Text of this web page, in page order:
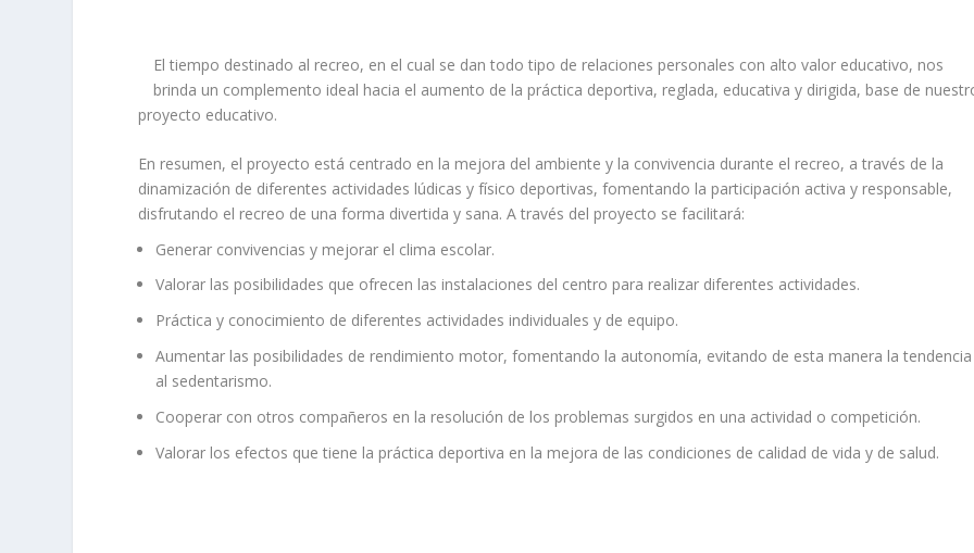
El tiempo destinado al recreo, en el cual se dan todo tipo de relaciones personales con alto valor educativo, nos
brinda un complemento ideal hacia el aumento de la práctica deportiva, reglada, educativa y dirigida, base de
proyecto educativo.
En resumen, el proyecto está centrado en la mejora del ambiente y la convivencia durante el recreo, a través de la
dinamización de diferentes actividades lúdicas y físico deportivas, fomentando la participación activa y responsable,
disfrutando el recreo de una forma divertida y sana. A través del proyecto se facilitará:
Generar convivencias y mejorar el clima escolar.
Valorar las posibilidades que ofrecen las instalaciones del centro para realizar diferentes actividades.
Práctica y conocimiento de diferentes actividades individuales y de equipo.
Aumentar las posibilidades de rendimiento motor, fomentando la autonomía, evitando de esta manera la tendencia
al sedentarismo.
Cooperar con otros compañeros en la resolución de los problemas surgidos en una actividad o competición.
Valorar los efectos que tiene la práctica deportiva en la mejora de las condiciones de calidad de vida y de salud.